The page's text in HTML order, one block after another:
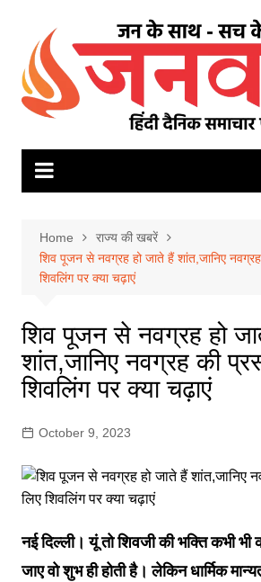
content
Home
राज्य की खबरें
शिव पूजन से नवग्रह हो जाते हैं शांत,जानिए
शिवलिंग पर क्या चढ़ाएं
शिव पूजन से नवग्रह हो
शांत,जानिए नवग्रह की
शिवलिंग पर क्या चढ़ाएं
October 9, 2023
नई दिल्ली। यूं तो शिवजी की भक्ति कभी भी
जाए वो शुभ ही होती है। लेकिन धार्मिक